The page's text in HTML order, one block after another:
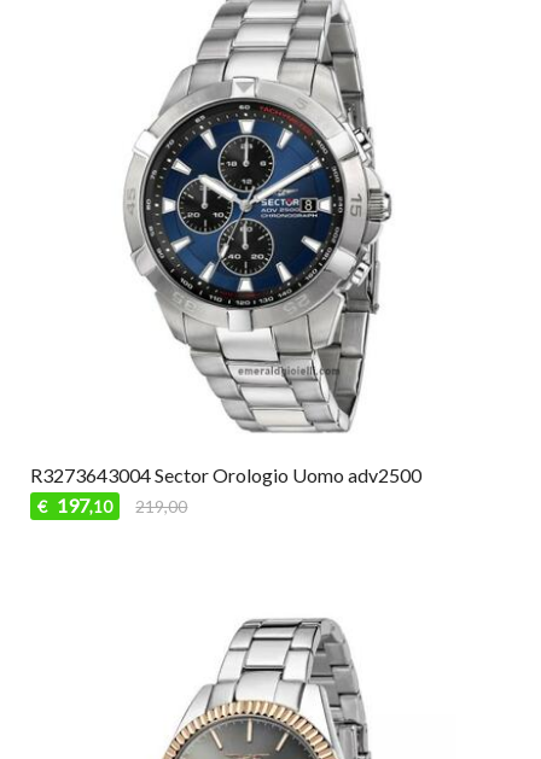
R3273643004 Sector Orologio Uomo adv2500
€ 197,10 219,00